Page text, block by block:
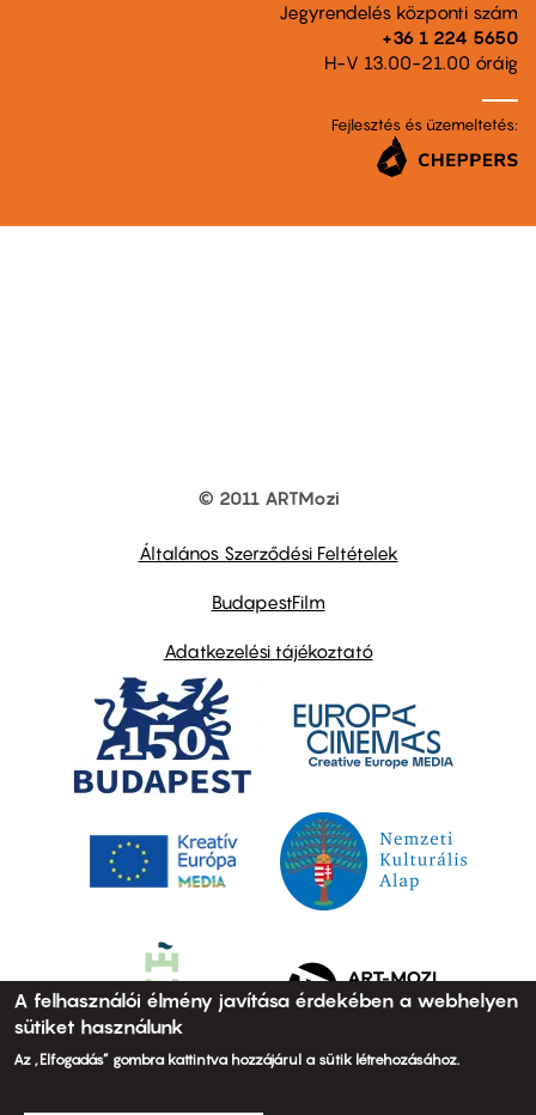
Jegyrendelés központi szám
+36 1 224 5650
H-V 13.00-21.00 óráig
Fejlesztés és üzemeltetés:
© 2011 ARTMozi
Általános Szerződési Feltételek
BudapestFilm
Adatkezelési tájékoztató
A felhasználói élmény javítása érdekében a webhelyen
sütiket használunk
Az „Elfogadás” gombra kattintva hozzájárul a sütik létrehozásához.